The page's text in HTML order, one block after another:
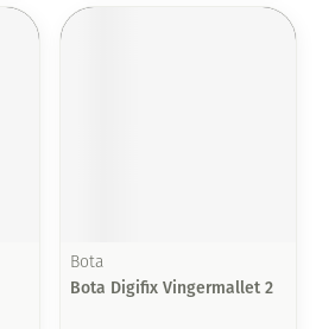
Bota
Bota Digifix Vingermallet 2